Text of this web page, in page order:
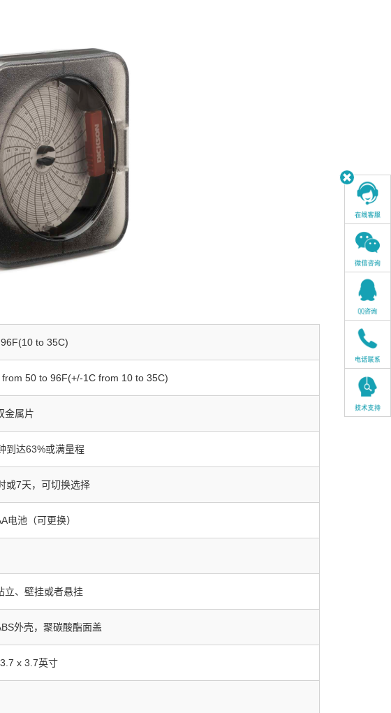
to 35C)
50 to 96F(+/-1C from 10 to 35C)
金属片
到达63%或满量程
或7天，可切换选择
电池（可更换）
立、壁挂或者悬挂
外壳，聚碳酸酯面盖
x 3.7英寸